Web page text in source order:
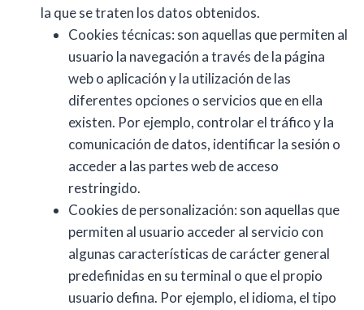
la que se traten los datos obtenidos.
Cookies técnicas: son aquellas que permiten al
usuario la navegación a través de la página
web o aplicación y la utilización de las
diferentes opciones o servicios que en ella
existen. Por ejemplo, controlar el tráfico y la
comunicación de datos, identificar la sesión o
acceder a las partes web de acceso
restringido.
Cookies de personalización: son aquellas que
permiten al usuario acceder al servicio con
algunas características de carácter general
predefinidas en su terminal o que el propio
usuario defina. Por ejemplo, el idioma, el tipo